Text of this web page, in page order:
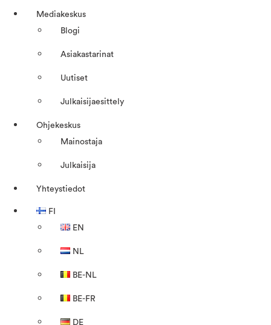
Mediakeskus
Blogi
Asiakastarinat
Uutiset
Julkaisijaesittely
Ohjekeskus
Mainostaja
Julkaisija
Yhteystiedot
FI
EN
NL
BE-NL
BE-FR
DE